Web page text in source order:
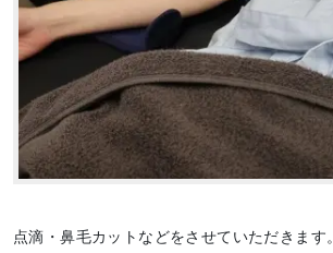
点滴・鼻毛カットなどをさせていただきます。